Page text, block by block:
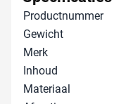
We gebruiken cookies
personaliseren, om
en om ons
informatie over uw
partners voor social
partners kunnen deze
Productnummer
Gewicht
Merk
Inhoud
Materiaal